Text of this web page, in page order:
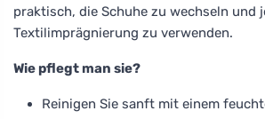
praktisch, die Schuhe zu wechseln und
Textilimprägnierung zu verwenden.
Wie pflegt man sie?
Reinigen Sie sanft mit einem